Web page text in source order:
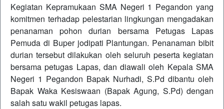
Kegiatan Kepramukaan SMA Negeri 1 Pegandon yang
komitmen terhadap pelestarian lingkungan mengadakan
penanaman pohon durian bersama Petugas Lapas
Pemuda di Buper jodipati Plantungan. Penanaman bibit
durian tersebut dilakukan oleh seluruh peserta kegiatan
bersama petugas Lapas, dan diawali oleh Kepala SMA
Negeri 1 Pegandon Bapak Nurhadi, S.Pd dibantu oleh
Bapak Waka Kesiswaan (Bapak Agung, S.Pd) dengan
salah satu wakil petugas lapas.